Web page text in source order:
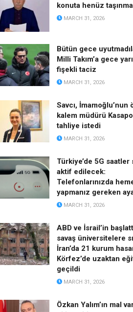
konuta henüz
MARCH 31, 2026
Bütün gece
Milli Takım’a gece
fişekli taciz
MARCH 31, 2026
Savcı, İmamoğlu’nun
kalem müdürü
tahliye istedi
MARCH 31, 2026
Türkiye’de 5G saatler
aktif edilecek:
Telefonlarınızda
yapmanız gereken
MARCH 31, 2026
ABD ve İsrail’in
savaş üniversitelere
İran’da 21 kurum
Körfez’de uzaktan
geçildi
MARCH 31, 2026
Özkan Yalım’ın mal